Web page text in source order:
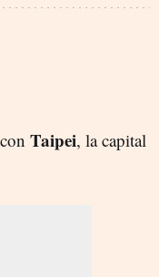
Taipei, la capital